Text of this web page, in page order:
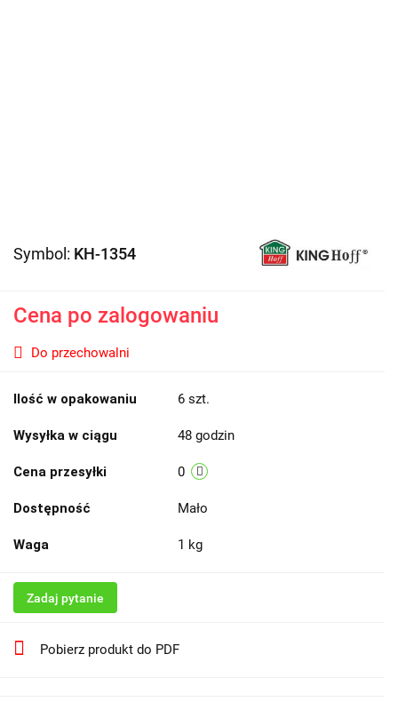
Symbol: KH-1354
Cena po zalogowaniu
Do przechowalni
Ilość w opakowaniu 6 szt.
Wysyłka w ciągu 48 godzin
Cena przesyłki 0
Dostępność Mało
Waga 1 kg
Zadaj pytanie
Pobierz produkt do PDF